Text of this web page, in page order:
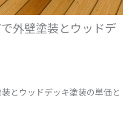
外壁塗装とウッドデ
とウッドデッキ塗装の単価と